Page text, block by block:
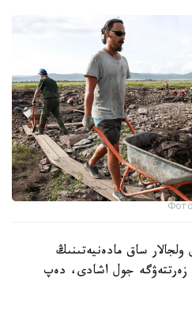
ساق مادەنيەتىنىڭ
زەرتتەۋگە جول اشادى، دەپ